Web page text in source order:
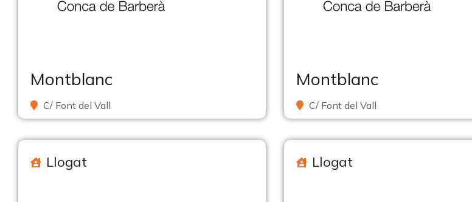
Montblanc
C/ Font del Vall
Montblanc
C/ Font del Vall
Llogat Llogat